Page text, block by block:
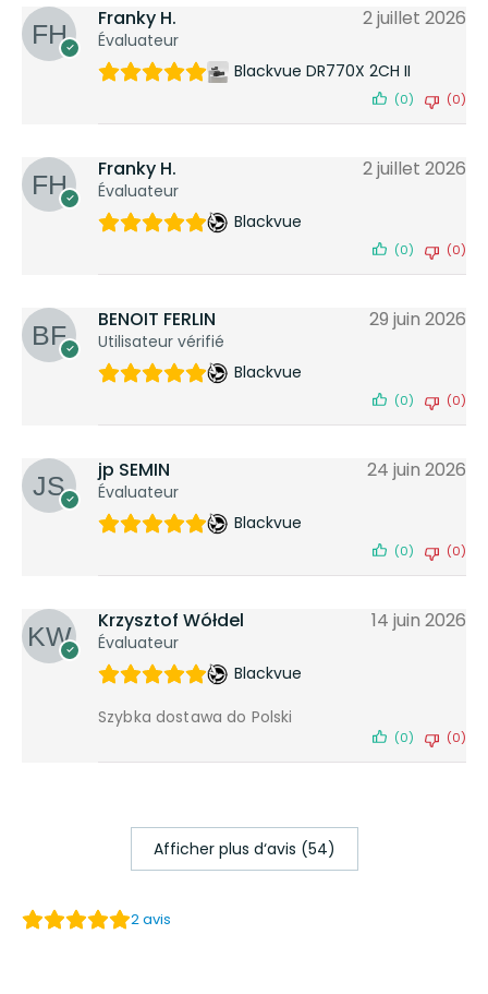
Franky H.
Évaluateur
2 juillet 2026
Blackvue DR770X 2CH II
(0) (0)
Franky H.
Évaluateur
2 juillet 2026
Blackvue
(0) (0)
BENOIT FERLIN
Utilisateur vérifié
29 juin 2026
Blackvue
(0) (0)
jp SEMIN
Évaluateur
24 juin 2026
Blackvue
(0) (0)
Krzysztof Wółdel
Évaluateur
14 juin 2026
Blackvue
Szybka dostawa do Polski
(0) (0)
Afficher plus d‘avis (54)
2avis